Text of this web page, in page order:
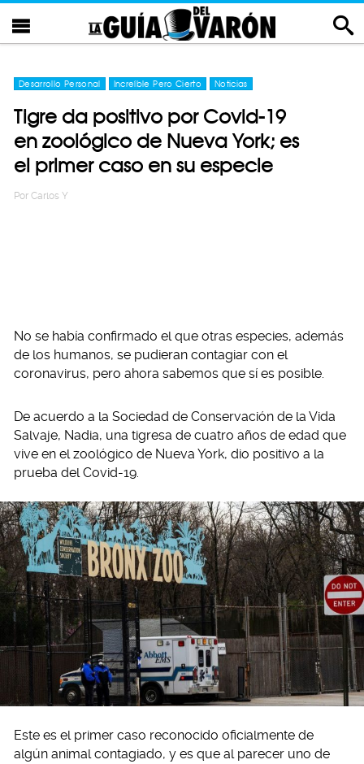
Desarrollo Personal Increíble Pero Cierto Noticias
Tigre da positivo por Covid-19
en zoológico de Nueva York; es
el primer caso en su especie
Por Carlos Y
No se había confirmado el que otras especies, además
de los humanos, se pudieran contagiar con el
coronavirus, pero ahora sabemos que sí es posible.
De acuerdo a la Sociedad de Conservación de la Vida
Salvaje, Nadia, una tigresa de cuatro años de edad que
vive en el zoológico de Nueva York, dio positivo a la
prueba del Covid-19.
Este es el primer caso reconocido oficialmente de
algún animal contagiado, y es que al parecer uno de